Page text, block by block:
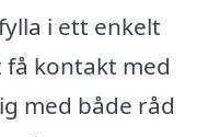
i ett enkelt
kontakt med
med både råd